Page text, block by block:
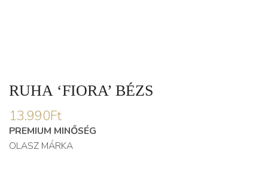
RUHA ‘FIORA’ BÉZS
13.990Ft
PREMIUM MINŐSÉG
OLASZ MÁRKA